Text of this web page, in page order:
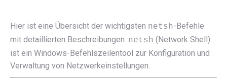
Hier ist eine Übersicht der wichtigsten netsh-Befehle
mit detaillierten Beschreibungen. netsh (Network Shell)
ist ein Windows-Befehlszeilentool zur Konfiguration und
Verwaltung von Netzwerkeinstellungen.